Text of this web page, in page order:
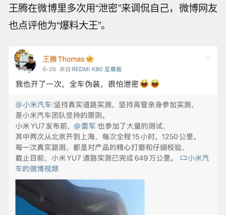
王腾在微博里多次用“泄密”来调侃自己，微博网友
也点评他为“爆料大王”。